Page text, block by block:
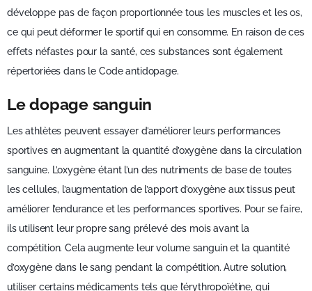
développe pas de façon proportionnée tous les muscles et les os,
ce qui peut déformer le sportif qui en consomme. En raison de ces
effets néfastes pour la santé, ces substances sont également
répertoriées dans le Code antidopage.
Le dopage sanguin
Les athlètes peuvent essayer d’améliorer leurs performances
sportives en augmentant la quantité d’oxygène dans la circulation
sanguine. L’oxygène étant l’un des nutriments de base de toutes
les cellules, l’augmentation de l’apport d’oxygène aux tissus peut
améliorer l’endurance et les performances sportives. Pour se faire,
ils utilisent leur propre sang prélevé des mois avant la
compétition. Cela augmente leur volume sanguin et la quantité
d’oxygène dans le sang pendant la compétition. Autre solution,
utiliser certains médicaments tels que l’érythropoïétine, qui